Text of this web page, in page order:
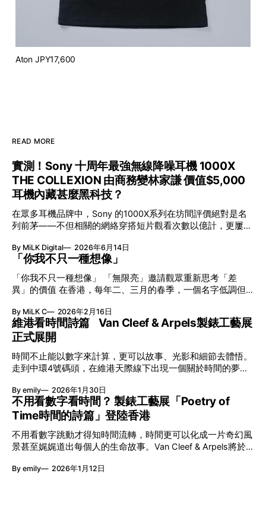
Aton JPY17,600
READ MORE
實測！Sony 十周年最強無線降噪耳機 1000X
THE COLLEXION 由商務變林家謙 價值$5,000
耳機內藏甚麼黑科技？
在眾多耳機品牌中，Sony 的1000X系列在坊間評價絕對是名
列前茅——不但相關的網絡穿搭短片觀看次數以億計，更屢獲
VGP 金獎，也是 Amazon 折扣日的大熱推介。
By MiLK Digital 2026年6月14日
「你我不只一種想像」
「你我不只一種想像」 「無限亮」邀請觀眾重新思考「差
異」的價值 在香港，每年二、三月的春季，一個名字低調但
節與香港賽馬會慈善信託基金聯合呈獻，以共融藝術為核心，
八年來不只是帶來無數來自世界各地的優秀節目，更致力於在
本地建立屬於香港的共融創作生態。今年更首度與本地兩大旗
艦藝團強強聯手打造兩部深具意義的作品《遊延》及《弦上光
影》，展開一場前所未有的藝術對話，擦下多元藝術下的流動
能量，全面開展一場無界限嘅藝術旅程。 第八屆「無限亮」
以「你我不只一種想像」為題，從共融角度重新思索「差異」
的價值。不同能力人士是社會多樣性的一部分。每人皆擁有
「不同」能力與特質，當我們一齊生活、一齊創作、互相啟
發，偏見與界線，也自然被藝術溶化。 「無限亮」2026精彩
節目包括: 2月27日至3月1日：帕拉管弦樂團《無邊狂想曲》/
音樂‧舞蹈 (開幕節目) 2月28日至3月1日：
By MiLK C 2026年2月16日
維港看時間詩篇 Van Cleef & Arpels製錶工藝展
正式展開
時間不止能以數字來計算，更可以故事、光影和細節去體悟。
走到中環4號碼頭，在維港天際線下出現一個關於時間的夢幻
覽。由即日至2月8日期間舉行，世家把一貫低調精緻的製錶語
言搬離傳統店舖，放進公共場域，讓時間不只是腕上的個人物
件，而是一場可以與他人一同經歷的詩意旅程。 在碼頭打開
「時間詩集」 走進展場尤如翻開一本時間詩集，藉由不同主
題呈現時間的無限想像。Van Cleef & Arpels的腕錶從來不是
由單純的機械與數字堆砌，更像是腕上的動人故事。 世家以
精湛的製錶技術與敘事美學為核心，讓每一枚腕錶都超越單純
報時的功能，而是把稍縱即逝的瞬間凝結成可以反覆閱讀的畫
By emily 2026年1月30日
不用看數字看時間？ 製錶工藝展「Poetry of
Time時間的詩篇」登陸香港
不用看數字跳動才得知時間流轉，時間更可以化成一片奇幻風
景甚至娓娓道出每個人的生命故事。Van Cleef & Arpels將於1
詩篇」展覽，邀請大家走進由愛情故事、詩意星象、迷人自然
By emily 2026年1月12日